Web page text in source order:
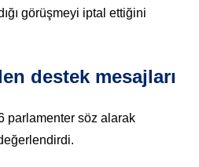
görüşmeyi iptal ettiğini
destek mesajları
parlamenter söz alarak